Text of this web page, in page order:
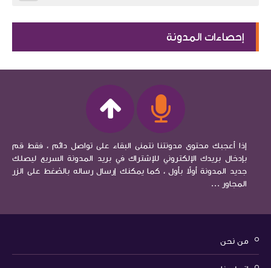
إحصاءات المدونة
إذا أعجبك محتوى مدونتنا نتمنى البقاء على تواصل دائم ، فقط قم
بإدخال بريدك الإلكتروني للإشتراك في بريد المدونة السريع ليصلك
جديد المدونة أولاً بأول ، كما يمكنك إرسال رساله بالضغط على الزر
المجاور ...
من نحن